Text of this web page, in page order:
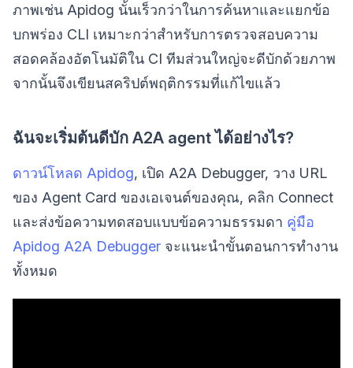
ภาพเช่น Apidog นั้นเร็วกว่าในการค้นหาและแยกข้อ
บกพร่อง CLI เหมาะกว่าสำหรับการตรวจสอบความ
สอดคล้องอัตโนมัติใน CI ทีมส่วนใหญ่จะดีบักด้วยภาพ
จากนั้นจึงเขียนสคริปต์พฤติกรรมที่แก้ไขแล้ว
ฉันจะเริ่มต้นดีบัก A2A agent ได้อย่างไร?
ดาวน์โหลด Apidog, เปิด A2A Debugger, วาง URL
ของ Agent Card ของเอเจนต์ของคุณ, คลิก Connect
และส่งข้อความทดสอบแบบข้อความธรรมดา คู่มือ
Apidog A2A Debugger จะแนะนำขั้นตอนการทำงาน
ทั้งหมด